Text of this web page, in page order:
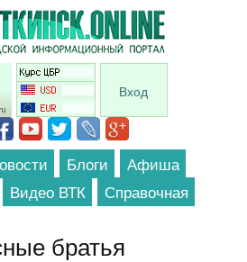
Вход
Блоги
Афиша
Видео ВТК Справочная
братья